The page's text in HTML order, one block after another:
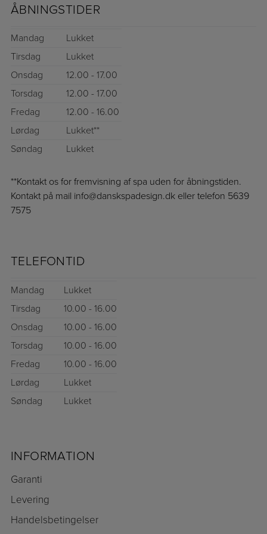
ÅBNINGSTIDER
Mandag
Lukket
Tirsdag
Lukket
Onsdag
12.00 - 17.00
Torsdag
12.00 - 17.00
Fredag
12.00 - 16.00
Lørdag
Lukket**
Søndag
Lukket
**Kontakt os for fremvisning af spa uden for åbningstiden.
Kontakt på mail info@danskspadesign.dk eller telefon 5639
7575
TELEFONTID
Mandag
Lukket
Tirsdag
10.00 - 16.00
Onsdag
10.00 - 16.00
Torsdag
10.00 - 16.00
Fredag
10.00 - 16.00
Lørdag
Lukket
Søndag
Lukket
INFORMATION
Garanti
Levering
Handelsbetingelser